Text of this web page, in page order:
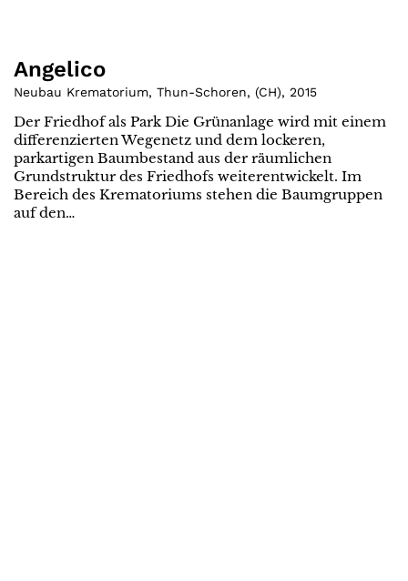
Angelico
Neubau Krematorium, Thun-Schoren, (CH), 2015
Der Friedhof als Park Die Grünanlage wird mit einem
differenzierten Wegenetz und dem lockeren,
parkartigen Baumbestand aus der räumlichen
Grundstruktur des Friedhofs weiterentwickelt. Im
Bereich des Krematoriums stehen die Baumgruppen
auf den…